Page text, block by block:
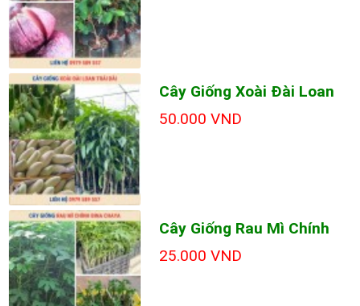
Cây Giống Xoài Đài Loan
50.000 VND
Cây Giống Rau Mì Chính
25.000 VND